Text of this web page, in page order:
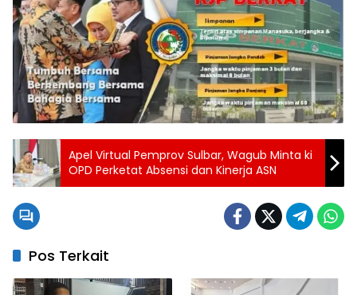
Apel Virtual Pemprov Sulbar, Wagub Minta ki
OPD Perketat Absensi dan Kinerja ASN
Pos Terkait